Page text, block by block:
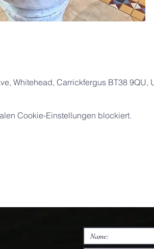
Whitehead, Carrickfergus BT38 9QU,
Cookie-Einstellungen blockiert.